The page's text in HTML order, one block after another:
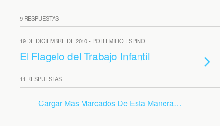
9 RESPUESTAS
19 DE DICIEMBRE DE 2010 • POR EMILIO ESPINO
El Flagelo del Trabajo Infantil
11 RESPUESTAS
Cargar Más Marcados De Esta Manera…